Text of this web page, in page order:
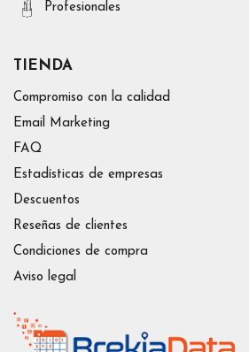
Profesionales
TIENDA
Compromiso con la calidad
Email Marketing
FAQ
Estadísticas de empresas
Descuentos
Reseñas de clientes
Condiciones de compra
Aviso legal